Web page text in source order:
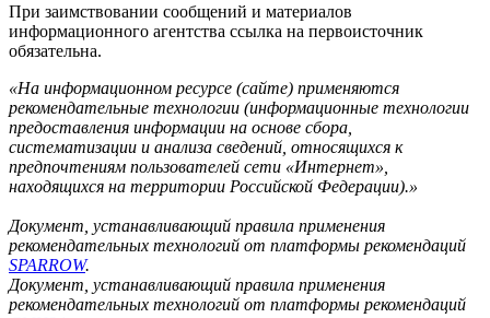
При заимствовании сообщений и материалов
информационного агентства ссылка на первоисточник
обязательна.
«На информационном ресурсе (сайте) применяются
рекомендательные технологии (информационные технологии
предоставления информации на основе сбора,
систематизации и анализа сведений, относящихся к
предпочтениям пользователей сети «Интернет»,
находящихся на территории Российской Федерации).»
Документ, устанавливающий правила применения
рекомендательных технологий от платформы рекомендаций
SPARROW.
Документ, устанавливающий правила применения
рекомендательных технологий от платформы рекомендаций